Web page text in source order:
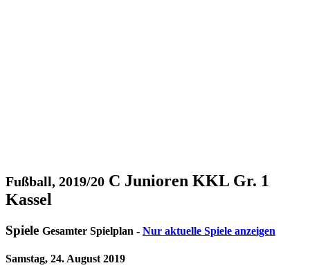
Fußball, 2019/20 C Junioren KKL Gr. 1
Kassel
Spiele Gesamter Spielplan - Nur aktuelle Spiele anzeigen
Samstag, 24. August 2019